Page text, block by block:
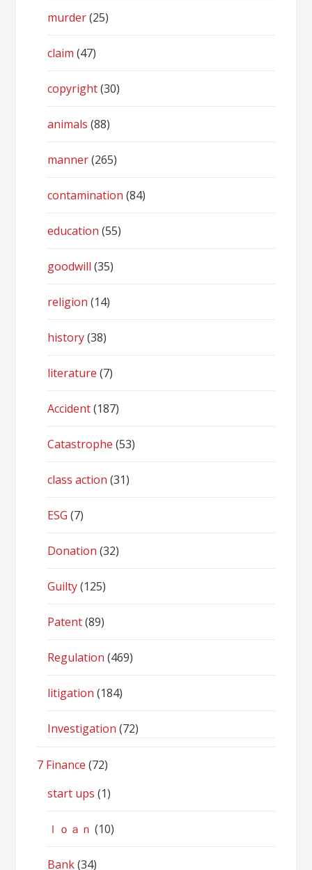
murder(25)
claim (47)
copyright(30)
animals (88)
manner(265)
contamination (84)
education (55)
goodwill (35)
religion (14)
history(38)
literature (7)
Accident(187)
Catastrophe (53)
class action (31)
ESG (7)
Donation (32)
Guilty(125)
Patent(89)
Regulation (469)
litigation (184)
Investigation (72)
7 Finance (72)
start ups (1)
ｌｏａｎ (10)
Bank(34)